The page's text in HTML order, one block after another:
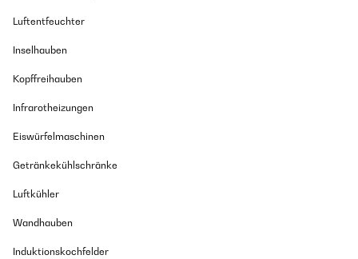
Luftentfeuchter
Inselhauben
Kopffreihauben
Infrarotheizungen
Eiswürfelmaschinen
Getränkekühlschränke
Luftkühler
Wandhauben
Induktionskochfelder